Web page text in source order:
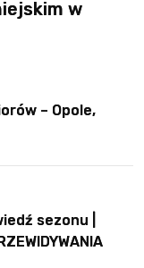
w
– Opole,
sezonu |